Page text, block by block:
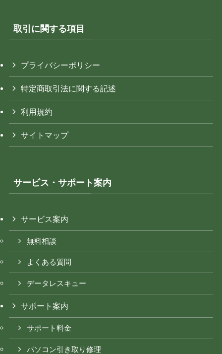
取引に関する項目
プライバシーポリシー
特定商取引法に関する記述
利用規約
サイトマップ
サービス・サポート案内
サービス案内
無料相談
よくある質問
データレスキュー
サポート案内
サポート料金
パソコン引き取り修理